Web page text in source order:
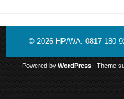
© 2026 HP/WA: 0817 180
Powered by WordPress | Theme